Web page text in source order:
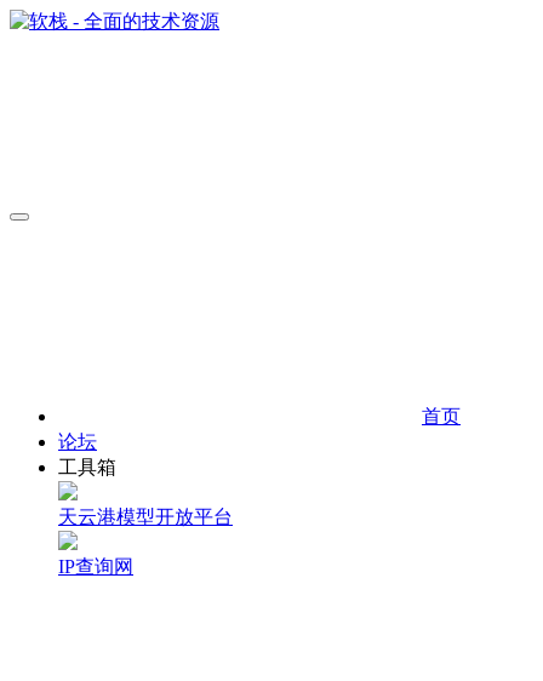
首页
论坛
工具箱
天云港模型开放平台
IP查询网